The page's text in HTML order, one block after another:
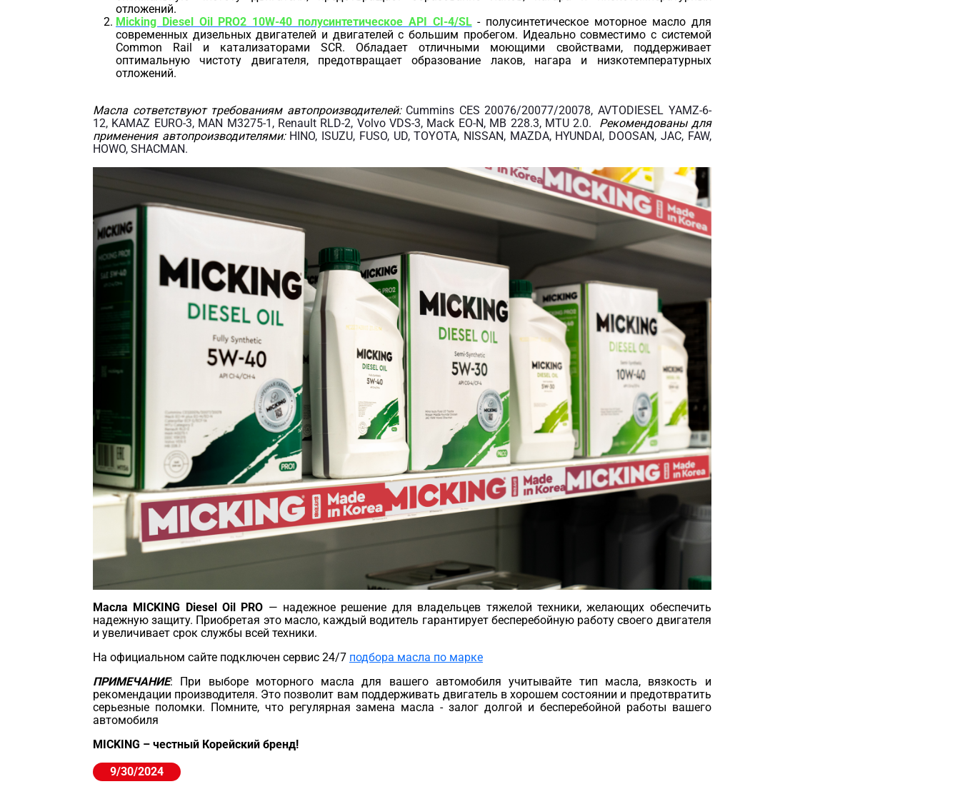
отложений.
Micking Diesel Oil PRO2 10W-40 полусинтетическое API CI-4/SL- полусинтетическое моторное масло для
современных дизельных двигателей и двигателей с большим пробегом. Идеально совместимо с системой
Common Rail и катализаторами SCR. Обладает отличными моющими свойствами, поддерживает
оптимальную чистоту двигателя, предотвращает образование лаков, нагара и низкотемпературных
отложений.
Масла сответствуют требованиям автопроизводителей:Cummins CES 20076/20077/20078, AVTODIESEL YAMZ-6-
12, KAMAZ EURO-3, MAN M3275-1, Renault RLD-2, Volvo VDS-3, Mack EO-N, MB 228.3, MTU 2.0. Рекомендованы для
применения автопроизводителями:HINO, ISUZU, FUSO, UD, TOYOTA, NISSAN, MAZDA, HYUNDAI, DOOSAN, JAC, FAW,
HOWO, SHACMAN.
Масла MICKING Diesel Oil PRO — надежное решение для владельцев тяжелой техники, желающих обеспечить
надежную защиту. Приобретая это масло, каждый водитель гарантирует бесперебойную работу своего двигателя
и увеличивает срок службы всей техники.
На официальном сайте подключен сервис 24/7 подбора масла по марке
ПРИМЕЧАНИЕ: При выборе моторного масла для вашего автомобиля учитывайте тип масла, вязкость и
рекомендации производителя. Это позволит вам поддерживать двигатель в хорошем состоянии и предотвратить
серьезные поломки. Помните, что регулярная замена масла - залог долгой и бесперебойной работы вашего
автомобиля
MICKING – честный Корейский бренд!
9/30/2024